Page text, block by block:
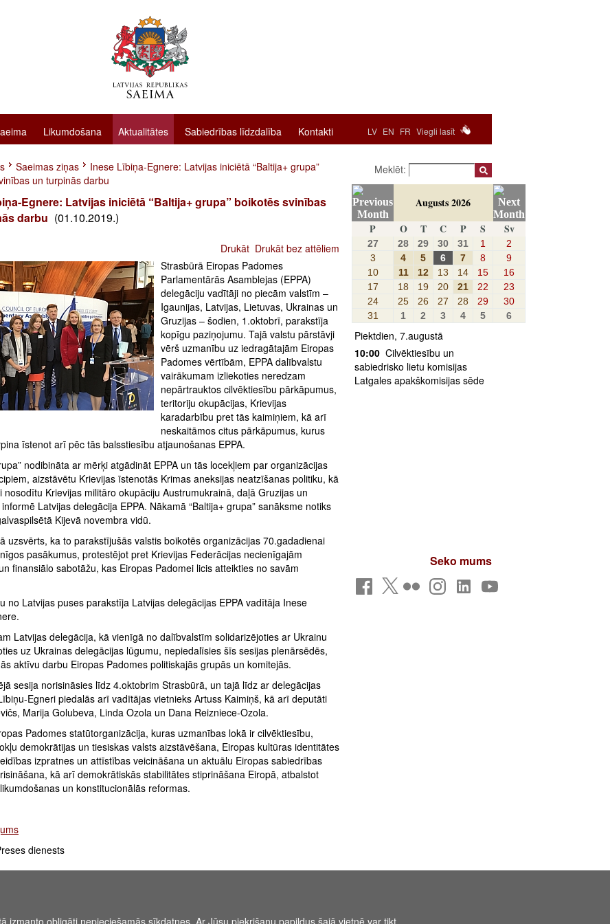
izmanto obligāti nepieciešamās sīkdatnes. Ar Jūsu piekrišanu papildus šajā vietnē var tikt
LV EN FR Viegli lasīt
Likumdošana Aktualitātes Sabiedrības līdzdalība Kontakti
Saeimas ziņas
Inese Lībiņa-Egnere: Latvijas iniciētā “Baltija+ grupa”
un turpinās darbu
Egnere: Latvijas iniciētā “Baltija+ grupa” boikotēs svinības
darbu (01.10.2019.)
Drukāt Drukāt bez attēliem
Strasbūrā Eiropas Padomes
Parlamentārās Asamblejas (EPPA)
delegāciju vadītāji no piecām valstīm –
Igaunijas, Latvijas, Lietuvas, Ukrainas un
Gruzijas – šodien, 1.oktobrī, parakstīja
kopīgu paziņojumu. Tajā valstu pārstāvji
vērš uzmanību uz iedragātajām Eiropas
Padomes vērtībām, EPPA dalībvalstu
vairākumam izliekoties neredzam
nepārtrauktos cilvēktiesību pārkāpumus,
teritoriju okupācijas, Krievijas
karadarbību pret tās kaimiņiem, kā arī
neskaitāmos citus pārkāpumus, kurus
īstenot arī pēc tās balsstiesību atjaunošanas EPPA.
nodibināta ar mērķi atgādināt EPPA un tās locekļiem par organizācijas
aizstāvētu Krievijas īstenotās Krimas aneksijas neatzīšanas politiku, kā
nosodītu Krievijas militāro okupāciju Austrumukrainā, daļā Gruzijas un
Latvijas delegācija EPPA. Nākamā “Baltija+ grupa” sanāksme notiks
Kijevā novembra vidū.
uzsvērts, ka to parakstījušās valstis boikotēs organizācijas 70.gadadienai
pasākumus, protestējot pret Krievijas Federācijas necienīgajām
finansiālo sabotāžu, kas Eiropas Padomei licis atteikties no savām
no Latvijas puses parakstīja Latvijas delegācijas EPPA vadītāja Inese
Latvijas delegācija, kā vienīgā no dalībvalstīm solidarizējoties ar Ukrainu
uz Ukrainas delegācijas lūgumu, nepiedalīsies šīs sesijas plenārsēdēs,
aktīvu darbu Eiropas Padomes politiskajās grupās un komitejās.
sesija norisināsies līdz 4.oktobrim Strasbūrā, un tajā līdz ar delegācijas
Egneri piedalās arī vadītājas vietnieks Artuss Kaimiņš, kā arī deputāti
Marija Golubeva, Linda Ozola un Dana Reizniece-Ozola.
Padomes statūtorganizācija, kuras uzmanības lokā ir cilvēktiesību,
demokrātijas un tiesiskas valsts aizstāvēšana, Eiropas kultūras identitātes
izpratnes un attīstības veicināšana un aktuālu Eiropas sabiedrības
kā arī demokrātiskās stabilitātes stiprināšana Eiropā, atbalstot
un konstitucionālās reformas.
dienests
Meklēt:
Augusts 2026
P
O T C P S Sv
27 28 29 30 31 1
2
3
4 5 6 7 8
9
10
11 12 13 14 15
16
17
18 19 20 21 22
23
24
25 26 27 28 29
30
31
1 2 3 4 5 6
Piektdien, 7.augustā
10:00 Cilvēktiesību un
sabiedrisko lietu komisijas
Latgales apakškomisijas sēde
Seko mums